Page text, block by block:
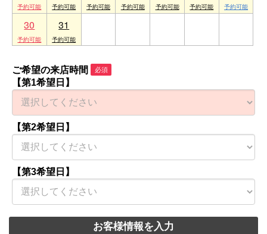
30 31
ご希望の来店時間 必須
【第1希望日】
【第2希望日】
【第3希望日】
お客様情報を入力